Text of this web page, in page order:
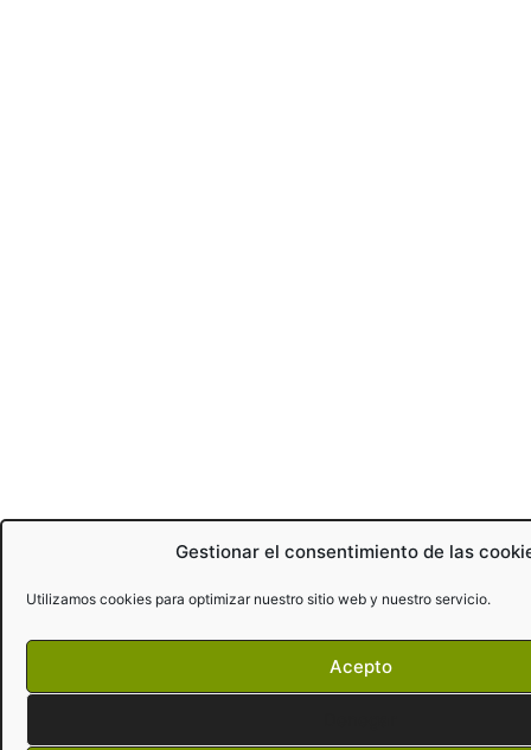
Gestionar el consentimiento de las
Utilizamos cookies para optimizar nuestro sitio web y nuestro servicio.
Acepto